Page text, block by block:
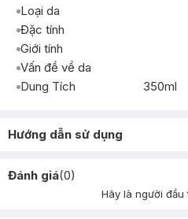
Loại da
Đặc tính
Giới tính
Vấn đề về da
Dung Tích
350ml
Hướng dẫn sử dụng
Đánh giá(0)
Hãy là người đầu